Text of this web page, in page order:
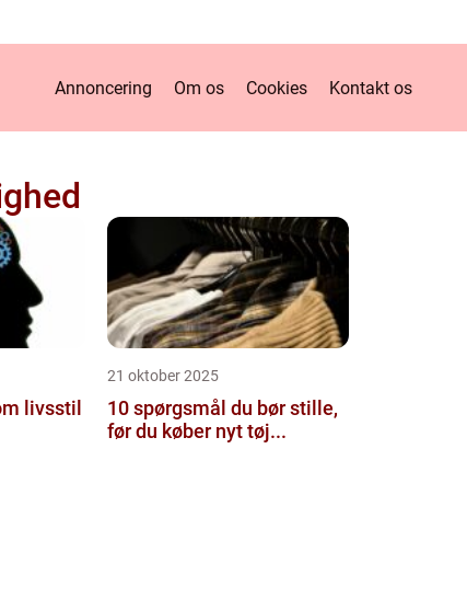
Annoncering Om os Cookies Kontakt os
livsstil
21 oktober 2025
10 spørgsmål du bør stille,
før du køber nyt tøj...